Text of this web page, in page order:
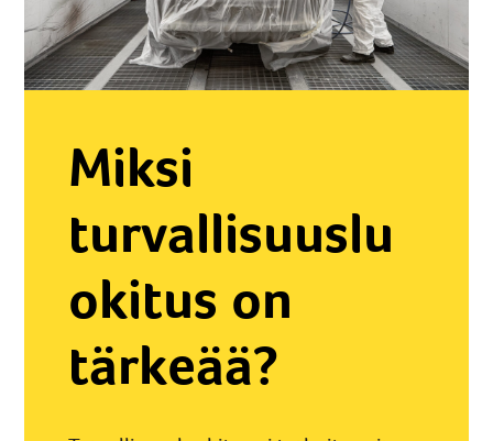
Miksi
turvallisuuslu
okitus on
tärkeää?